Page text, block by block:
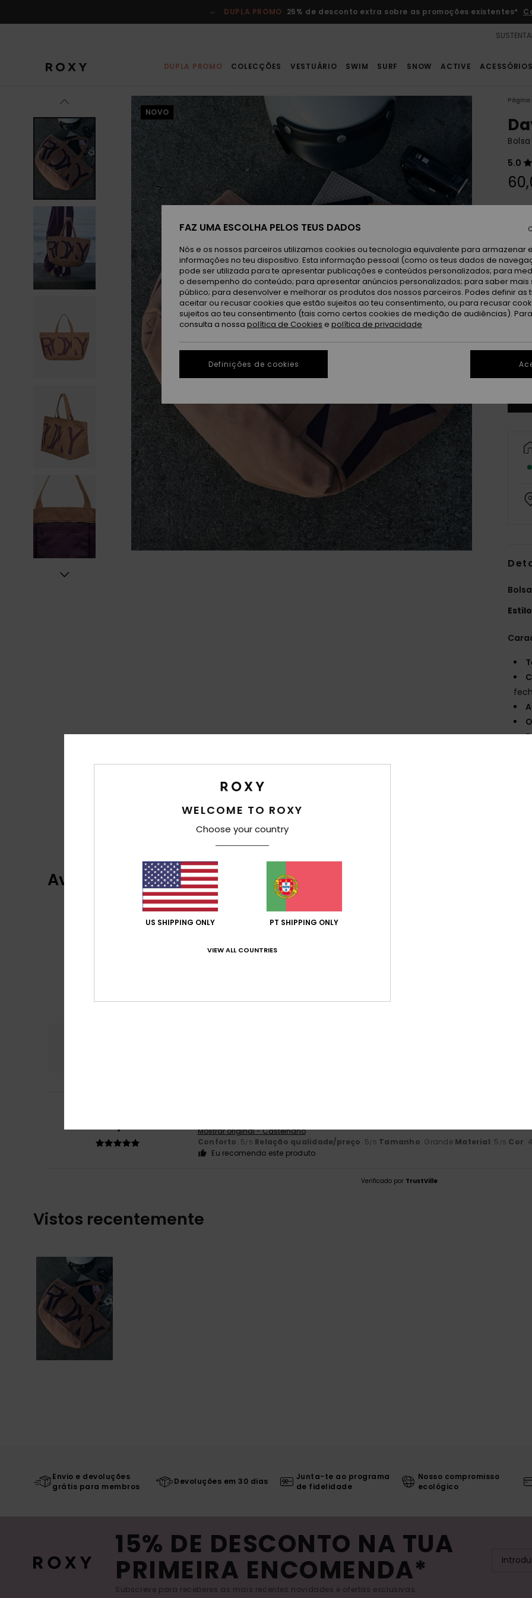
do
DUPLA PROMO 25% de desconto extra sobre as promoções existentes*
DUPLA PROMO COLECÇÕES VESTUÁRIO SWIM SURF SNOW ACTIVE ACESSÓRIOS
NOVO
Página
5.0
Paga
Cor
Estilo
Avaliações dos clientes
Mostrar original - Castelhano
Conforto: 5/5 Relação qualidade/preço: 5/5 Tamanho: Grande Material: 5 /5 Cor: 4
Eu recomendo este produto
Verificado por TrustVille
Vistos recentemente
Envio e devoluções
grátis para membros
Devoluções em 30 dias
Junta-te ao programa
de fidelidade
Nosso compromisso
ecológico
15% DE DESCONTO NA TUA
PRIMEIRA ENCOMENDA*
Subscreve para receberes as mais recentes novidades e ofertas exclusivas.
WELCOME TO ROXY
Choose your country
US SHIPPING ONLY PT SHIPPING ONLY
VIEW ALL COUNTRIES
FAZ UMA ESCOLHA PELOS TEUS DADOS
Nós e os nossos parceiros utilizamos cookies ou tecnologia equivalente para armazenar
informações no teu dispositivo. Esta informação pessoal (como os teus dados de
pode ser utilizada para te apresentar publicações e conteúdos personalizados; para
o desempenho do conteúdo; para apresentar anúncios personalizados; para saber mais
público; para desenvolver e melhorar os produtos dos nossos parceiros. Podes definir as
aceitar ou recusar cookies que estão sujeitos ao teu consentimento, ou para recusar
sujeitos ao teu consentimento (tais como certos cookies de medição de audiências).
consulta a nossa política de Cookies e política de privacidade
Definições de cookies